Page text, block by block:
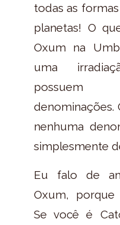
todas as
planetas! O
Oxum na
uma
possuem
denominações.
nenhuma
simplesmente
Eu falo de
Oxum, porque
Se você é